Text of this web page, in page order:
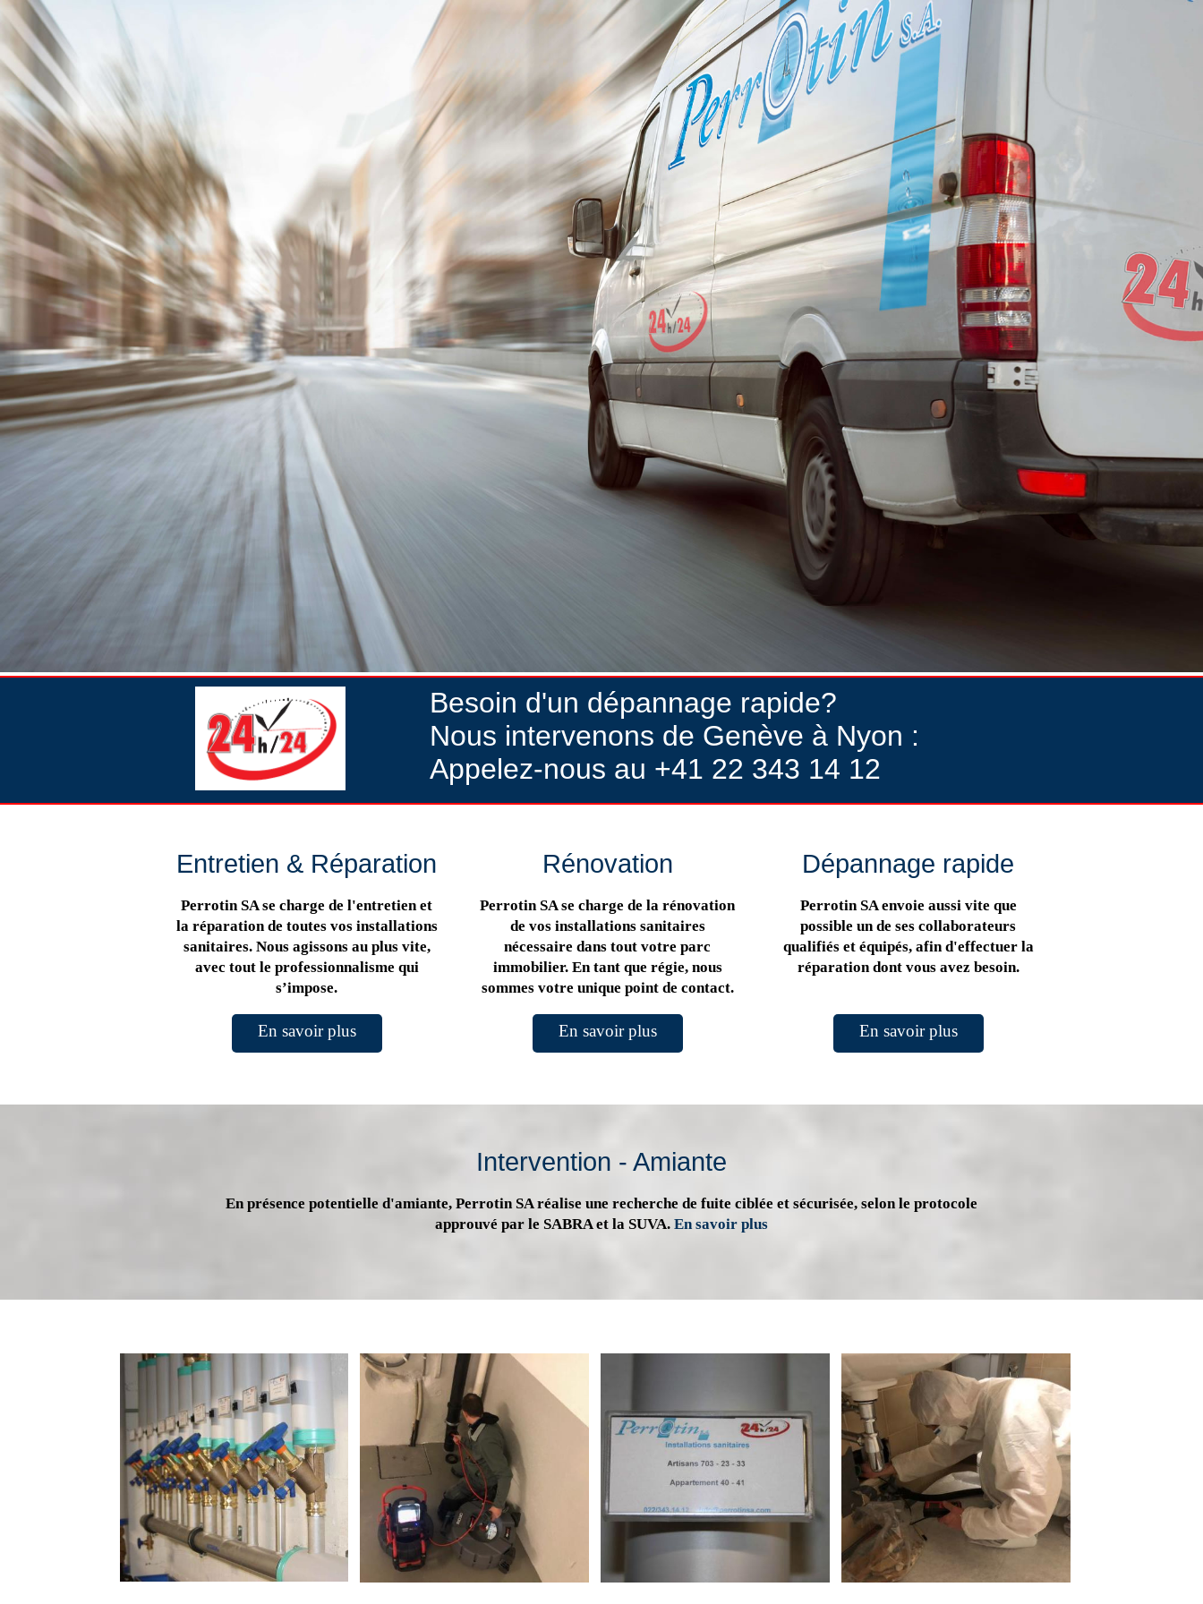
Besoin d'un dépannage rapide?
Nous intervenons de Genève à Nyon :
Appelez-nous au +41 22 343 14 12
Entretien & Réparation
Perrotin SA se charge de l'entretien et
la réparation de toutes vos installations
sanitaires. Nous agissons au plus vite,
avec tout le professionnalisme qui
s’impose.
En savoir plus
Rénovation
Perrotin SA se charge de la rénovation
de vos installations sanitaires
nécessaire dans tout votre parc
immobilier. En tant que régie, nous
sommes votre unique point de contact.
En savoir plus
Dépannage rapide
Perrotin SA envoie aussi vite que
possible un de ses collaborateurs
qualifiés et équipés, afin d'effectuer la
réparation dont vous avez besoin.
En savoir plus
Intervention - Amiante
En présence potentielle d'amiante, Perrotin SA réalise une recherche de fuite ciblée et sécurisée, selon le protocole
approuvé par le SABRA et la SUVA. En savoir plus